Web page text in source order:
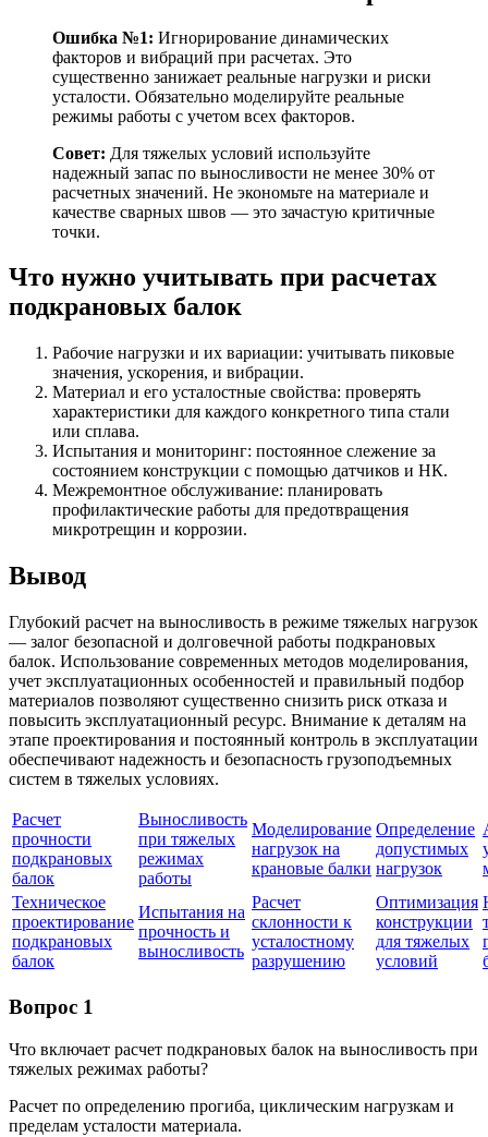
Ошибка №1: Игнорирование динамических
факторов и вибраций при расчетах. Это
существенно занижает реальные нагрузки и риски
усталости. Обязательно моделируйте реальные
режимы работы с учетом всех факторов.
Совет: Для тяжелых условий используйте
надежный запас по выносливости не менее 30% от
расчетных значений. Не экономьте на материале и
качестве сварных швов — это зачастую критичные
точки.
Что нужно учитывать при расчетах
подкрановых балок
Рабочие нагрузки и их вариации: учитывать пиковые
значения, ускорения, и вибрации.
Материал и его усталостные свойства: проверять
характеристики для каждого конкретного типа стали
или сплава.
Испытания и мониторинг: постоянное слежение за
состоянием конструкции с помощью датчиков и НК.
Межремонтное обслуживание: планировать
профилактические работы для предотвращения
микротрещин и коррозии.
Вывод
Глубокий расчет на выносливость в режиме тяжелых нагрузок
— залог безопасной и долговечной работы подкрановых
балок. Использование современных методов моделирования,
учет эксплуатационных особенностей и правильный подбор
материалов позволяют существенно снизить риск отказа и
повысить эксплуатационный ресурс. Внимание к деталям на
этапе проектирования и постоянный контроль в эксплуатации
обеспечивают надежность и безопасность грузоподъемных
систем в тяжелых условиях.
Расчет
прочности
подкрановых
балок
Выносливость
при тяжелых
режимах
работы
Моделирование
нагрузок на
крановые балки
Определение
допустимых
нагрузок
Техническое
проектирование
подкрановых
балок
Испытания на
прочность и
выносливость
Расчет
склонности к
усталостному
разрушению
Оптимизация
конструкции
для тяжелых
условий
Вопрос 1
Что включает расчет подкрановых балок на выносливость при
тяжелых режимах работы?
Расчет по определению прогиба, циклическим нагрузкам и
пределам усталости материала.